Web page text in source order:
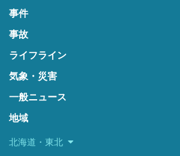
事件
事故
ライフライン
気象・災害
一般ニュース
地域
北海道・東北